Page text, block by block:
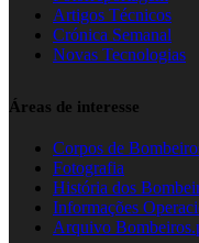
Artigos Técnicos
Crónica Semanal
Novas Tecnologias
Áreas de interesse
Corpos de
Fotografia
História dos
Informações
Arquivo